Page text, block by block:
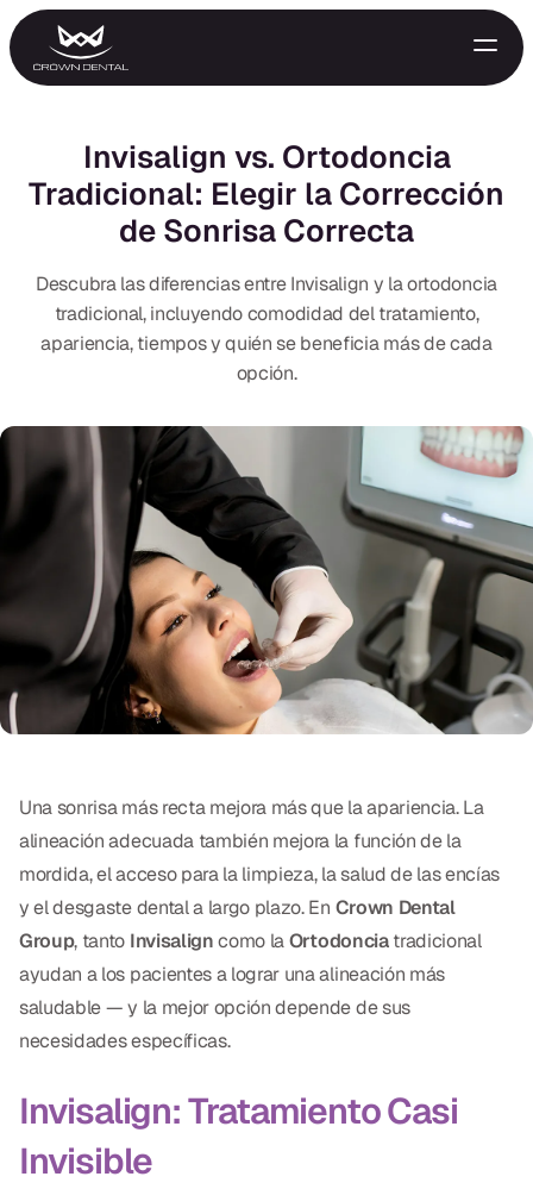
GENERAL
Extracciones
Protectores Nocturnos
Exámenes Orales
Tratamiento Periodontal
Programa Preventivo
Tratamiento de Conducto
RESTAURATIVO
All-on-4
Coronas y Fundas
Dentaduras
Implantes Dentales
Invisalign vs. Ortodoncia
Tradicional: Elegir la Corrección
de Sonrisa Correcta
Descubra las diferencias entre Invisalign y la ortodoncia
tradicional, incluyendo comodidad del tratamiento,
apariencia, tiempos y quién se beneficia más de cada
opción.
Una sonrisa más recta mejora más que la apariencia. La
alineación adecuada también mejora la función de la
mordida, el acceso para la limpieza, la salud de las encías
y el desgaste dental a largo plazo. En Crown Dental
Group, tanto Invisaligncomo laOrtodonciatradicional
ayudan a los pacientes a lograr una alineación más
saludable — y la mejor opción depende de sus
necesidades específicas.
Invisalign: Tratamiento Casi
Invisible